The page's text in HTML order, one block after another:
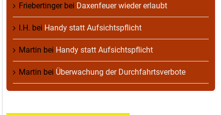
Friebertingerbei Daxenfeuer wieder erlaubt
I.H. bei Handy statt Aufsichtspflicht
Martin bei Handy statt Aufsichtspflicht
Martin bei Überwachung der Durchfahrtsverbote